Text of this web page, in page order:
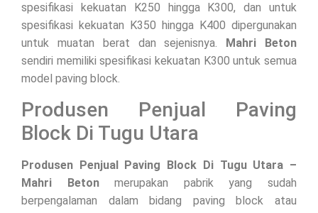
spesifikasi kekuatan K250 hingga K300, dan untuk
spesifikasi kekuatan K350 hingga K400 dipergunakan
untuk muatan berat dan sejenisnya.
Mahri Beton
sendiri memiliki spesifikasi kekuatan K300 untuk semua
model paving block.
Produsen Penjual Paving
Block Di Tugu Utara
Produsen Penjual Paving Block Di Tugu Utara –
Mahri Betonmerupakan pabrik yang sudah
berpengalaman dalam bidang paving block atau